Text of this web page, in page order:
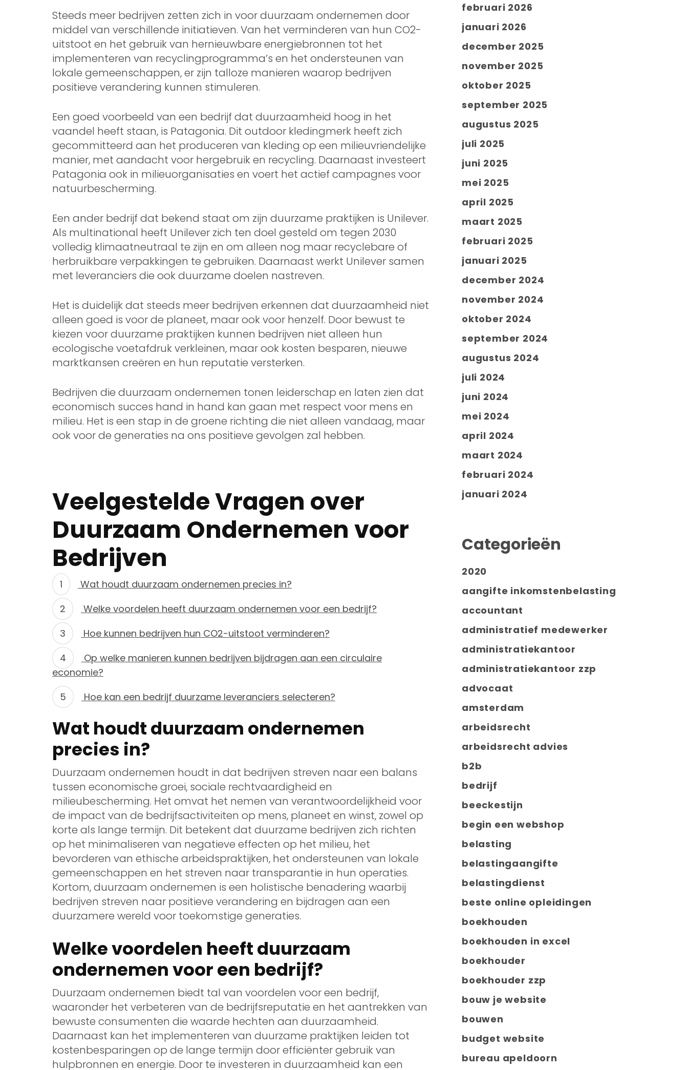
Steeds meer bedrijven zetten zich in voor duurzaam ondernemen door
middel van verschillende initiatieven. Van het verminderen van hun CO2-
uitstoot en het gebruik van hernieuwbare energiebronnen tot het
implementeren van recyclingprogramma’s en het ondersteunen van
lokale gemeenschappen, er zijn talloze manieren waarop bedrijven
positieve verandering kunnen stimuleren.
Een goed voorbeeld van een bedrijf dat duurzaamheid hoog in het
vaandel heeft staan, is Patagonia. Dit outdoor kledingmerk heeft zich
gecommitteerd aan het produceren van kleding op een milieuvriendelijke
manier, met aandacht voor hergebruik en recycling. Daarnaast investeert
Patagonia ook in milieuorganisaties en voert het actief campagnes voor
natuurbescherming.
Een ander bedrijf dat bekend staat om zijn duurzame praktijken is Unilever.
Als multinational heeft Unilever zich ten doel gesteld om tegen 2030
volledig klimaatneutraal te zijn en om alleen nog maar recyclebare of
herbruikbare verpakkingen te gebruiken. Daarnaast werkt Unilever samen
met leveranciers die ook duurzame doelen nastreven.
Het is duidelijk dat steeds meer bedrijven erkennen dat duurzaamheid niet
alleen goed is voor de planeet, maar ook voor henzelf. Door bewust te
kiezen voor duurzame praktijken kunnen bedrijven niet alleen hun
ecologische voetafdruk verkleinen, maar ook kosten besparen, nieuwe
marktkansen creëren en hun reputatie versterken.
Bedrijven die duurzaam ondernemen tonen leiderschap en laten zien dat
economisch succes hand in hand kan gaan met respect voor mens en
milieu. Het is een stap in de groene richting die niet alleen vandaag, maar
ook voor de generaties na ons positieve gevolgen zal hebben.
Veelgestelde Vragen over
Duurzaam Ondernemen voor
Bedrijven
Wat houdt duurzaam ondernemen precies in?
Welke voordelen heeft duurzaam ondernemen voor een bedrijf?
Hoe kunnen bedrijven hun CO2-uitstoot verminderen?
Op welke manieren kunnen bedrijven bijdragen aan een circulaire
economie?
Hoe kan een bedrijf duurzame leveranciers selecteren?
Wat houdt duurzaam ondernemen
precies in?
Duurzaam ondernemen houdt in dat bedrijven streven naar een balans
tussen economische groei, sociale rechtvaardigheid en
milieubescherming. Het omvat het nemen van verantwoordelijkheid voor
de impact van de bedrijfsactiviteiten op mens, planeet en winst, zowel op
korte als lange termijn. Dit betekent dat duurzame bedrijven zich richten
op het minimaliseren van negatieve effecten op het milieu, het
bevorderen van ethische arbeidspraktijken, het ondersteunen van lokale
gemeenschappen en het streven naar transparantie in hun operaties.
Kortom, duurzaam ondernemen is een holistische benadering waarbij
bedrijven streven naar positieve verandering en bijdragen aan een
duurzamere wereld voor toekomstige generaties.
Welke voordelen heeft duurzaam
ondernemen voor een bedrijf?
Duurzaam ondernemen biedt tal van voordelen voor een bedrijf,
waaronder het verbeteren van de bedrijfsreputatie en het aantrekken van
bewuste consumenten die waarde hechten aan duurzaamheid.
Daarnaast kan het implementeren van duurzame praktijken leiden tot
kostenbesparingen op de lange termijn door efficiënter gebruik van
hulpbronnen en energie. Door te investeren in duurzaamheid kan een
februari 2026
januari 2026
december 2025
november 2025
oktober 2025
september 2025
augustus 2025
juli 2025
juni 2025
mei 2025
april 2025
maart 2025
februari 2025
januari 2025
december 2024
november 2024
oktober 2024
september 2024
augustus 2024
juli 2024
juni 2024
mei 2024
april 2024
maart 2024
februari 2024
januari 2024
Categorieën
2020
aangifte inkomstenbelasting
accountant
administratief medewerker
administratiekantoor
administratiekantoor zzp
advocaat
amsterdam
arbeidsrecht
arbeidsrecht advies
b2b
bedrijf
beeckestijn
begin een webshop
belasting
belastingaangifte
belastingdienst
beste online opleidingen
boekhouden
boekhouden in excel
boekhouder
boekhouder zzp
bouw je website
bouwen
budget website
bureau apeldoorn